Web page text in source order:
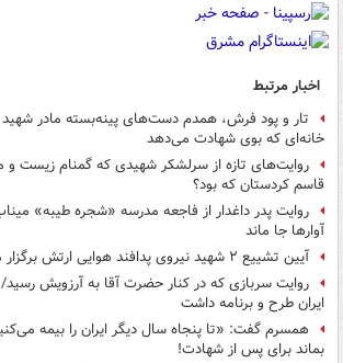
اخبار مرتبط
تار و پود فرش، همدم دست‌های پینه‌بسته مادر
خانه‌ای که بوی شهادت می‌دهد
روایت‌های تازه از سرلشکر شهیدی که گمنام زیست و
قاسم کردستان که بود؟
روایت پدر داغدار از فاجعه مدرسه «شجره طیبه»
آوارها جا ماند
آیین تشییع ۲ شهید نیروی پدافند هوایی ارتش برگزار می‌شود+ عکس
روایت سربازی که در کنار حضرت آقا به آرزویش
ایران طرح و برنامه داشت
همسرم گفت: «تا پنجاه سال دیگر ایران را بیمه
بماند برای پس از شهادت!